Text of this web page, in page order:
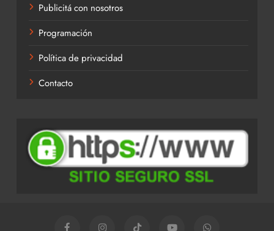
Publicitá con nosotros
Programación
Política de privacidad
Contacto